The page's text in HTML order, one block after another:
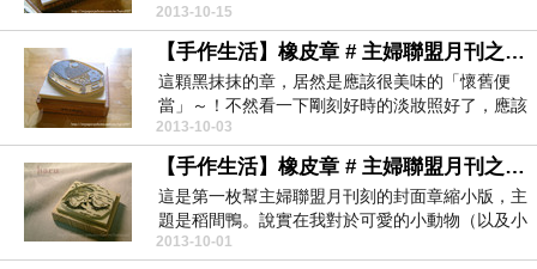
附了幾張合作...
2013-10-15
【手作生活】橡皮章 # 主婦聯盟月刊之懷舊便當
這顆黑抹抹的章，居然是應該很美味的「懷舊便
當」～！不然看一下剛刻好時的淡妝照好了，應該
會比較有胃口。...
2013-10-03
【手作生活】橡皮章 # 主婦聯盟月刊之稻間鴨
這是第一枚幫主婦聯盟月刊刻的封面章縮小版，主
題是稻間鴨。說實在我對於可愛的小動物（以及小
孩）實在很苦...
2013-10-01